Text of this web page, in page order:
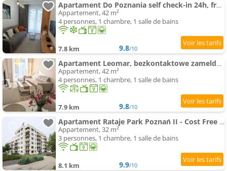
Apartament Do Poznania self check-in 24h, free parking
Appartement, 42 m²
4 personnes, 1 chambre, 1 salle de bains
7.8 km 9.8/10
Apartament Leomar, bezkontaktowe zameldowanie, darmowy parking
Appartement, 42 m²
4 personnes, 1 chambre, 1 salle de bains
7.9 km 9.8/10
Apartament Rataje Park Poznań II - Cost Free Parking - 24h check in
Appartement, 32 m²
3 personnes, 1 chambre, 1 salle de bains
8.1 km 9.9/10